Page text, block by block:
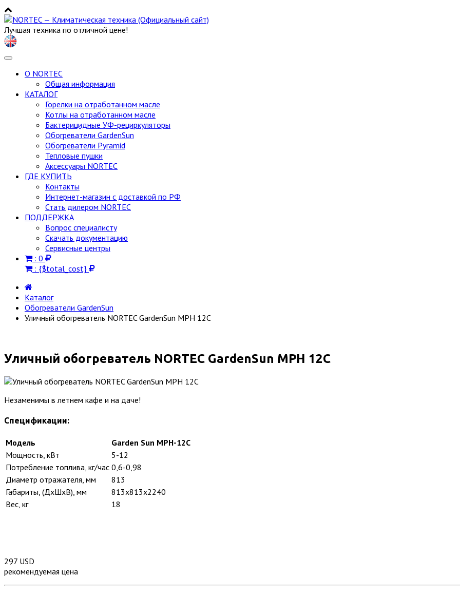
Лучшая техника по отличной цене!
Toggle
navigationО NORTEC
Общая информация
КАТАЛОГ
Горелки на отработанном масле
Котлы на отработанном масле
Бактерицидные УФ-рециркуляторы
Обогреватели GardenSun
Обогреватели Pyramid
Тепловые пушки
Аксессуары NORTEC
ГДЕ КУПИТЬ
Контакты
Интернет-магазин с доставкой по РФ
Стать дилером NORTEC
ПОДДЕРЖКА
Вопрос специалисту
Скачать документацию
Сервисные центры
: 0
: {$total_cost}
Каталог
Обогреватели GardenSun
Уличный обогреватель NORTEC GardenSun MPH 12C
Уличный обогреватель NORTEC GardenSun MPH 12C
Незаменимы в летнем кафе и на даче!
Спецификации:
Модель
Garden Sun MPH-12C
Мощность, кВт
5-12
Потребление топлива, кг/час 0,6-0,98
Диаметр отражателя, мм
813
Габариты, (ДхШхВ), мм
813х813х2240
Вес, кг
18
297 USD
рекомендуемая цена